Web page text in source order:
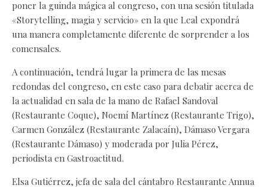
poner la guinda mágica al congreso, con una sesión titulada
«Storytelling, magia y servicio» en la que Leal expondrá
una manera completamente diferente de sorprender a los
comensales.
A continuación, tendrá lugar la primera de las mesas
redondas del congreso, en este caso para debatir acerca de
la actualidad en sala de la mano de Rafael Sandoval
(Restaurante Coque), Noemí Martínez (Restaurante Trigo),
Carmen González (Restaurante Zalacaín), Dámaso Vergara
(Restaurante Dámaso) y moderada por Julia Pérez,
periodista en Gastroactitud.
Elsa Gutiérrez, jefa de sala del cántabro Restaurante Annua